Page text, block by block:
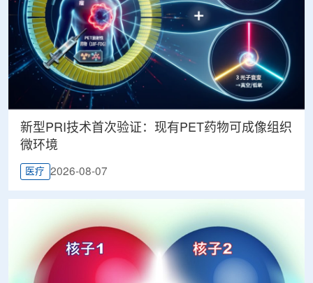
新型PRI技术首次验证：现有PET药物可成像组织
微环境
医疗 2026-08-07